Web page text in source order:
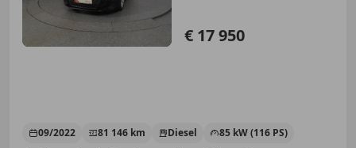
€ 17 950
09/2022 81 146 km Diesel
85 kW (116 PS)